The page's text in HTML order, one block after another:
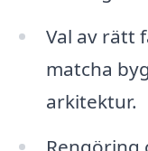
Val av rätt
matcha
arkitektur.